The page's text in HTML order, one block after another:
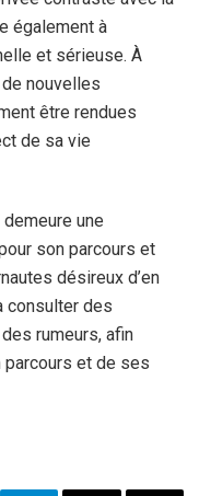
également à
et sérieuse. À
nouvelles
être rendues
de sa vie
une
son parcours et
désireux d’en
consulter des
rumeurs, afin
parcours et de ses